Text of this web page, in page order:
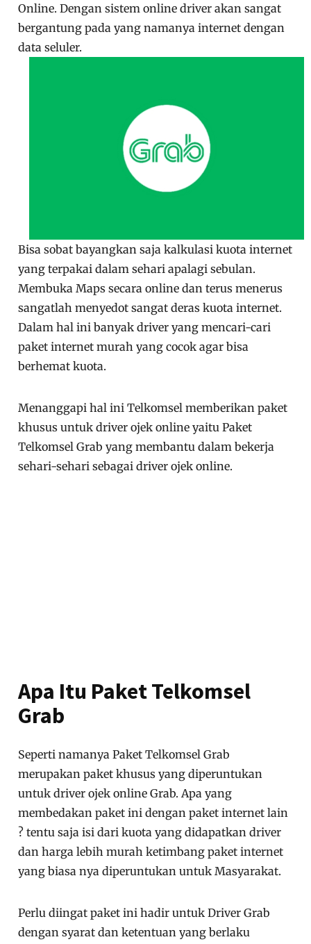
Online. Dengan sistem online driver akan sangat
bergantung pada yang namanya internet dengan
data seluler.
Bisa sobat bayangkan saja kalkulasi kuota internet
yang terpakai dalam sehari apalagi sebulan.
Membuka Maps secara online dan terus menerus
sangatlah menyedot sangat deras kuota internet.
Dalam hal ini banyak driver yang mencari-cari
paket internet murah yang cocok agar bisa
berhemat kuota.
Menanggapi hal ini Telkomsel memberikan paket
khusus untuk driver ojek online yaitu Paket
Telkomsel Grab yang membantu dalam bekerja
sehari-sehari sebagai driver ojek online.
Apa Itu Paket Telkomsel
Grab
Seperti namanya Paket Telkomsel Grab
merupakan paket khusus yang diperuntukan
untuk driver ojek online Grab. Apa yang
membedakan paket ini dengan paket internet lain
? tentu saja isi dari kuota yang didapatkan driver
dan harga lebih murah ketimbang paket internet
yang biasa nya diperuntukan untuk Masyarakat.
Perlu diingat paket ini hadir untuk Driver Grab
dengan syarat dan ketentuan yang berlaku